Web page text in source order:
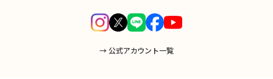
→ 公式アカウント一覧